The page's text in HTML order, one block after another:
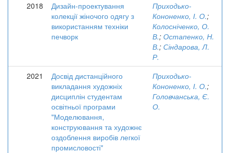
2018
Дизайн-проектування
колекції жіночого одягу з
використанням техніки
печворк
Приходько-
Кононенко, І. О.;
Колосніченко, О.
В.; Остапенко, Н.
В.; Сіндарова, Л.
Р.
2021
Досвід дистанційного
викладання художніх
дисциплін студентам
освітньої програми
"Моделювання,
конструювання та художнє
оздоблення виробів легкої
промисловості"
Приходько-
Кононенко, І. О.;
Головчанська, Є.
О.